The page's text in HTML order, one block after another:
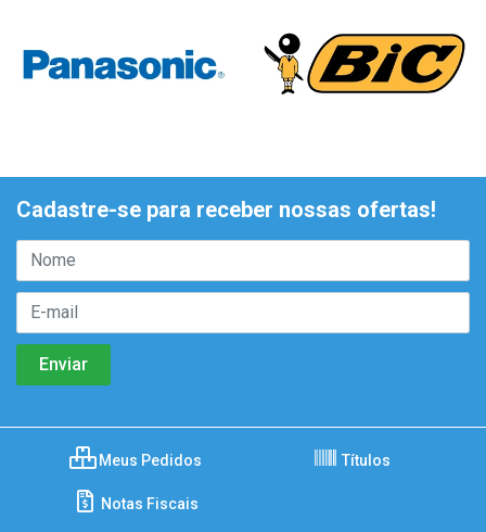
Cadastre-se para receber nossas ofertas!
Meus Pedidos Títulos
Notas Fiscais